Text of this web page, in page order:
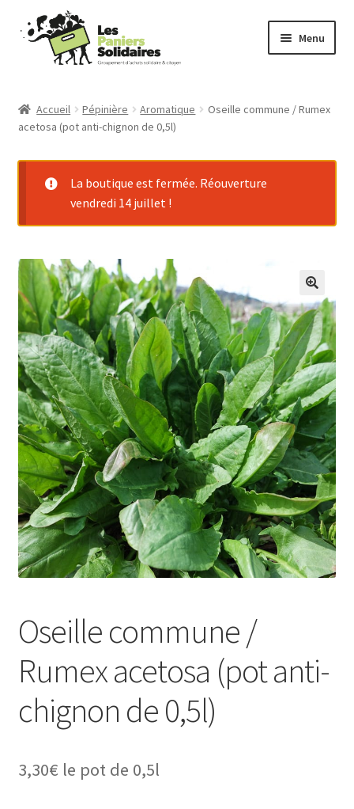
Aller
Aller
contenu
Menu
Producteurs
Actu
Contact
Connexion
Accueil Pépinière Aromatique
Oseille commune / Rumex
acetosa (pot anti-chignon de 0,5l)
La boutique est fermée. Réouverture
vendredi 14 juillet !
Oseille commune /
Rumex acetosa (pot anti-
chignon de 0,5l)
3,30€ le pot de 0,5l